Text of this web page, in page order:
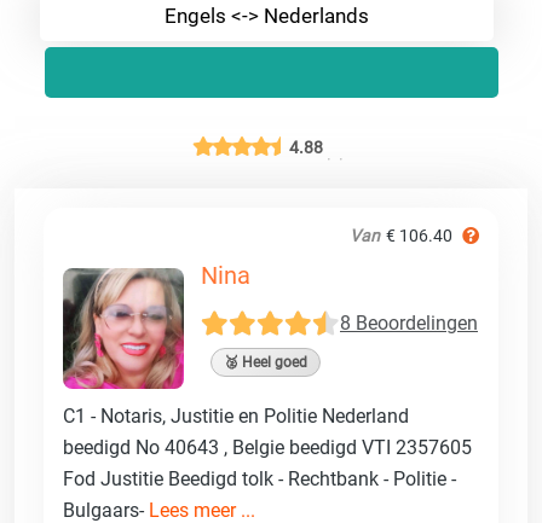
Engels <-> Nederlands
4.88
Van € 106.40
Nina
8 Beoordelingen
🥈 Heel goed
C1 - Notaris, Justitie en Politie Nederland
beedigd No 40643 , Belgie beedigd VTI 2357605
Fod Justitie Beedigd tolk - Rechtbank - Politie -
Bulgaars- Lees meer ...